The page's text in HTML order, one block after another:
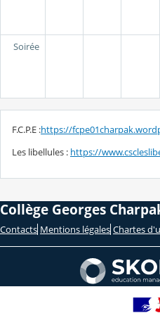
Soirée
F.C.P.E :https://
Les libellules : https://
Collège Georges
Contacts Mentions légales Chartes